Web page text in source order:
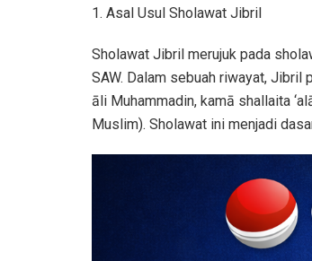
1. Asal Usul Sholawat Jibril
Sholawat Jibril merujuk pada
SAW. Dalam sebuah riwayat, Jibril
āli Muhammadin, kamā shallaita
Muslim). Sholawat ini menjadi